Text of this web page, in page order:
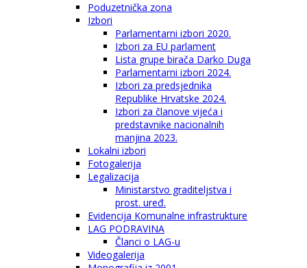
Poduzetnička zona
Izbori
Parlamentarni izbori 2020.
Izbori za EU parlament
Lista grupe birača Darko Duga
Parlamentarni izbori 2024.
Izbori za predsjednika
Republike Hrvatske 2024.
Izbori za članove vijeća i
predstavnike nacionalnih
manjina 2023.
Lokalni izbori
Fotogalerija
Legalizacija
Ministarstvo graditeljstva i
prost. uređ.
Evidencija Komunalne infrastrukture
LAG PODRAVINA
Članci o LAG-u
Videogalerija